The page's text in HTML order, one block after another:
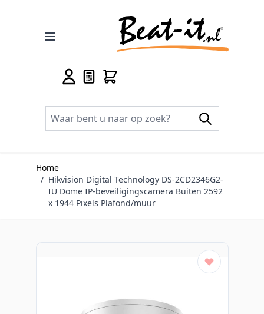
Home
/ Hikvision Digital Technology DS-2CD2346G2-
IU Dome IP-beveiligingscamera Buiten 2592
x 1944 Pixels Plafond/muur